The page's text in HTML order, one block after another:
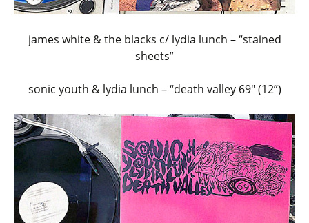
james white & the blacks c/ lydia lunch – “stained
sheets”
sonic youth & lydia lunch – “death valley 69″ (12”)